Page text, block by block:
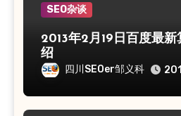
SEO杂谈
2013年2月19日百度最新
绍
四川SEOer邹义科